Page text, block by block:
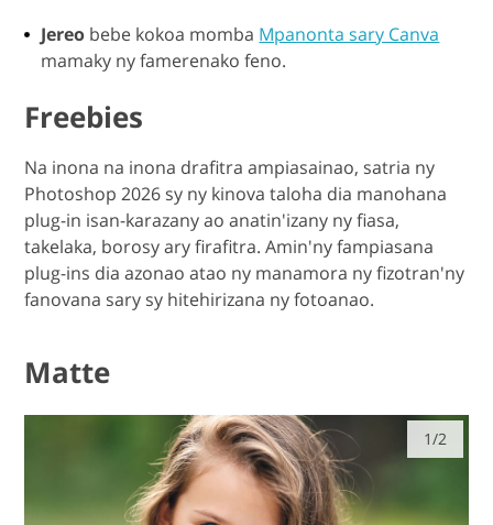
Jereo bebe kokoa momba Mpanonta sary Canva
mamaky ny famerenako feno.
Freebies
Na inona na inona drafitra ampiasainao, satria ny
Photoshop 2026 sy ny kinova taloha dia manohana
plug-in isan-karazany ao anatin'izany ny fiasa,
takelaka, borosy ary firafitra. Amin'ny fampiasana
plug-ins dia azonao atao ny manamora ny fizotran'ny
fanovana sary sy hitehirizana ny fotoanao.
Matte
1/2